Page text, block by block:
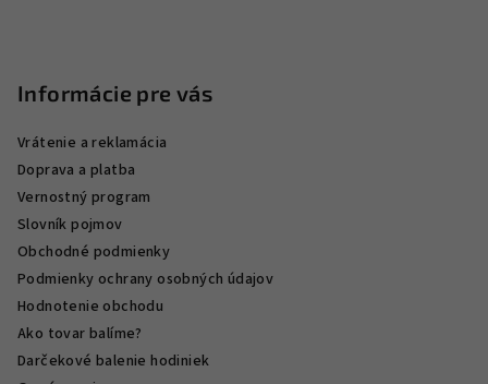
Informácie pre vás
Vrátenie a reklamácia
Doprava a platba
Vernostný program
Slovník pojmov
Obchodné podmienky
Podmienky ochrany osobných údajov
Hodnotenie obchodu
Ako tovar balíme?
Darčekové balenie hodiniek